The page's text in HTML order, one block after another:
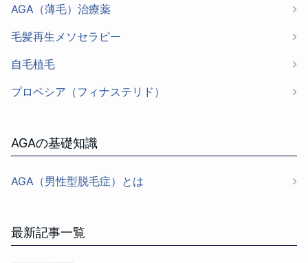
AGA（薄毛）治療薬
毛髪再生メソセラピー
自毛植毛
プロペシア（フィナステリド）
AGAの基礎知識
AGA（男性型脱毛症）とは
最新記事一覧